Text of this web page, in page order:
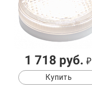
1 718 руб. ₽
Купить